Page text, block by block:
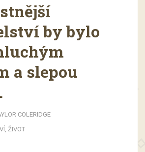
by bylo
a slepou
COLERIDGE
, ŽIVOT